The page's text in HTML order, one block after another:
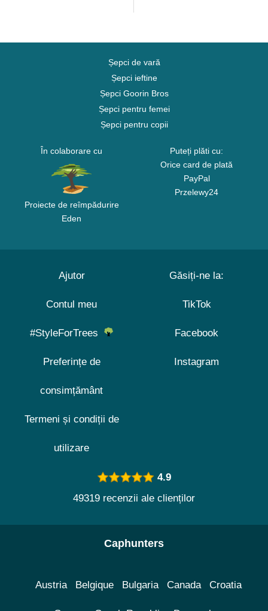
Șepci de vară
Șepci ieftine
Șepci Goorin Bros
Șepci pentru femei
Șepci pentru copii
În colaborare cu
Proiecte de reîmpădurire
Eden
Puteți plăti cu:
Orice card de plată
PayPal
Przelewy24
Ajutor
Contul meu
#StyleForTrees
Preferințe de
consimțământ
Termeni și condiții de
utilizare
Găsiți-ne la:
TikTok
Facebook
Instagram
4.9
49319 recenzii ale clienților
Caphunters
Austria Belgique Bulgaria Canada Croatia